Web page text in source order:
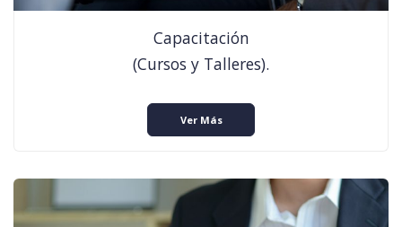
Capacitación
(Cursos y Talleres).
Ver Más